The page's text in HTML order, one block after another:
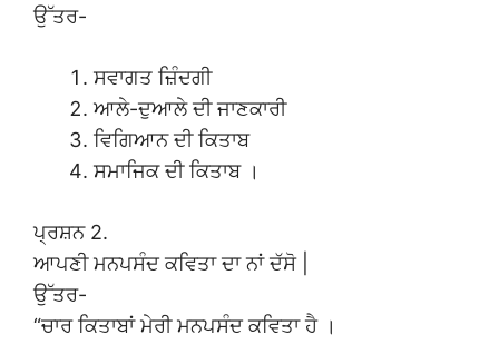
ਉੱਤਰ-
ਸਵਾਗਤ ਜ਼ਿੰਦਗੀ
ਆਲੇ-ਦੁਆਲੇ ਦੀ ਜਾਣਕਾਰੀ
ਵਿਗਿਆਨ ਦੀ ਕਿਤਾਬ
ਸਮਾਜਿਕ ਦੀ ਕਿਤਾਬ ।
ਪ੍ਰਸ਼ਨ 2.
ਆਪਣੀ ਮਨਪਸੰਦ ਕਵਿਤਾ ਦਾ ਨਾਂ ਦੱਸੋ |
ਉੱਤਰ-
“ਚਾਰ ਕਿਤਾਬਾਂ ਮੇਰੀ ਮਨਪਸੰਦ ਕਵਿਤਾ ਹੈ ।